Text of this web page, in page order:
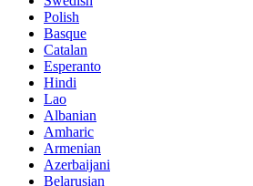
Polish
Basque
Catalan
Esperanto
Hindi
Lao
Albanian
Amharic
Armenian
Azerbaijani
Belarusian